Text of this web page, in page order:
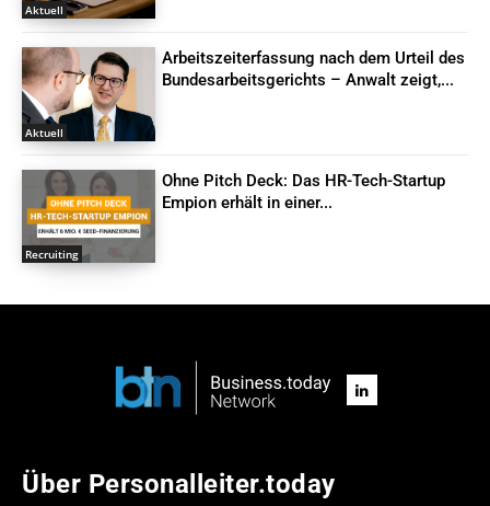
Aktuell
Aktuell
Arbeitszeiterfassung nach dem Urteil des
Bundesarbeitsgerichts – Anwalt zeigt,...
Recruiting
Ohne Pitch Deck: Das HR-Tech-Startup
Empion erhält in einer...
Über Personalleiter.today